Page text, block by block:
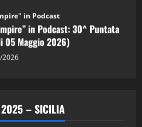
in Podcast
in Podcast: 30^ Puntata
05 Maggio 2026)
in Podcast: 29^ Puntata
28 Aprile 2026)
2025 – SICILIA